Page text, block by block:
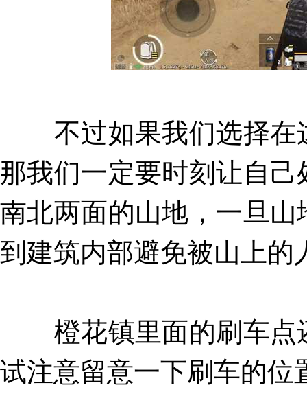
不过如果我们选择在
那我们一定要时刻让自
南北两面的山地，一旦
到建筑内部避免被山上的
橙花镇里面的刷车点
试注意留意一下刷车的位